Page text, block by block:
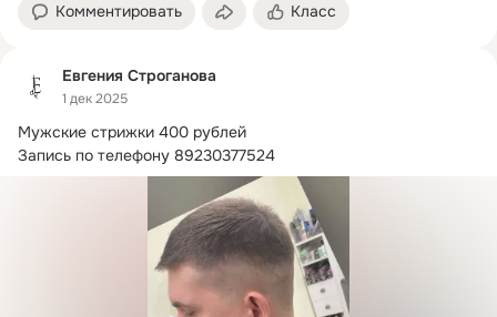
Комментировать Класс
Евгения Строганова
1 дек 2025
Мужские стрижки 400 рублей
Запись по телефону 89230377524